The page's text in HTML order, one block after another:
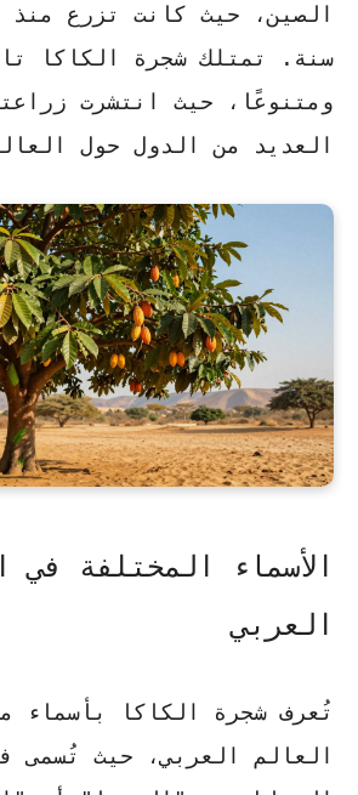
سنة.
تمتلك شجرة الكاكا
ومتنوعًا ، حيث انتشرت
العديد من الدول حول
الأسماء المختلفة في
العربي
تُعرف شجرة الكاكا بأسماء
العالم العربي، حيث تُسمى